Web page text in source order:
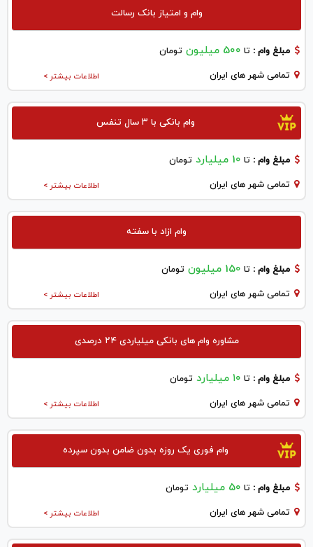
وام و امتیاز بانک رسالت
مبلغ وام : تا 500 میلیون تومان
اطلاعات بیشتر > تمامی شهر های ایران
وام بانکی با ۳ سال تنفس
مبلغ وام : تا 10 میلیارد تومان
اطلاعات بیشتر > تمامی شهر های ایران
وام ازاد با سفته
مبلغ وام : تا 150 میلیون تومان
اطلاعات بیشتر > تمامی شهر های ایران
مشاوره وام های بانکی میلیاردی ۲۴ درصدی
مبلغ وام : تا ۱۰ میلیارد تومان
اطلاعات بیشتر > تمامی شهر های ایران
وام فوری یک روزه بدون ضامن بدون سپرده
مبلغ وام : تا 50 میلیارد تومان
اطلاعات بیشتر > تمامی شهر های ایران